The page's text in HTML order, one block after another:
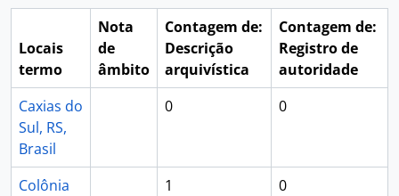
Locais
termo
Nota
de
âmbito
Contagem de:
Descrição
arquivística
Contagem de:
Registro de
autoridade
Caxias do
Sul, RS,
Brasil
0 0
Colônia
1 0